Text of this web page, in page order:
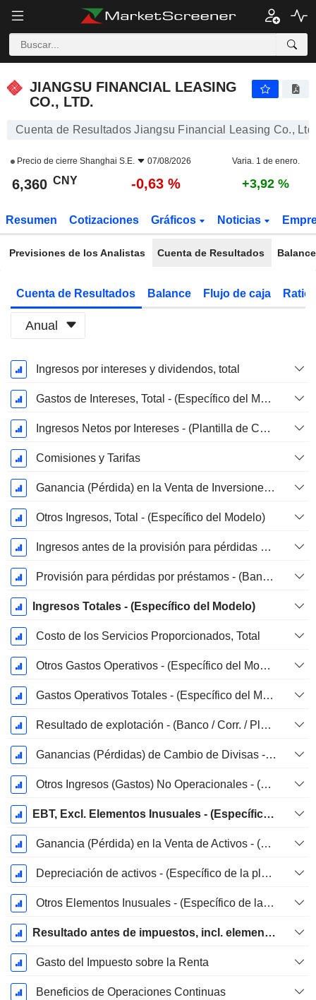
JIANGSU FINANCIAL LEASING
CO., LTD.
Cuenta de Resultados Jiangsu Financial Leasing Co., Ltd.
Precio de cierre Shanghai S.E. 07/08/2026 Varia. 1 de enero.
6,360 CNY -0,63 % +3,92 %
Resumen Cotizaciones Gráficos Noticias
Previsiones de los Analistas Cuenta de Resultados Balance
Cuenta de Resultados Balance Flujo de caja
Anual
Período
fiscal:
Diciembre
Ingresos por intereses y dividendos, total
Gastos de Intereses, Total - (Específico del Modelo)
Ingresos Netos por Intereses - (Plantilla de Corredor / FS)
Comisiones y Tarifas
Ganancia (Pérdida) en la Venta de Inversiones, Total (Rev) - (Específico del Modelo)
Otros Ingresos, Total - (Específico del Modelo)
Ingresos antes de la provisión para pérdidas por préstamos
Provisión para pérdidas por préstamos - (Banco / Corr. / Plantilla FS)
Ingresos Totales - (Específico del Modelo)
Costo de los Servicios Proporcionados, Total
Otros Gastos Operativos - (Específico del Modelo)
Gastos Operativos Totales - (Específico del Modelo)
Resultado de explotación - (Banco / Corr. / Plantilla FS)
Ganancias (Pérdidas) de Cambio de Divisas - (Específico del Modelo)
Otros Ingresos (Gastos) No Operacionales - (Específico del Modelo)
EBT, Excl. Elementos Inusuales - (Específico del Modelo)
Ganancia (Pérdida) en la Venta de Activos - (Específico del Modelo)
Depreciación de activos - (Específico de la plantilla)
Otros Elementos Inusuales - (Específico de la Plantilla)
Resultado antes de impuestos, incl. elementos inusuales
Gasto del Impuesto sobre la Renta
Beneficios de Operaciones Continuas